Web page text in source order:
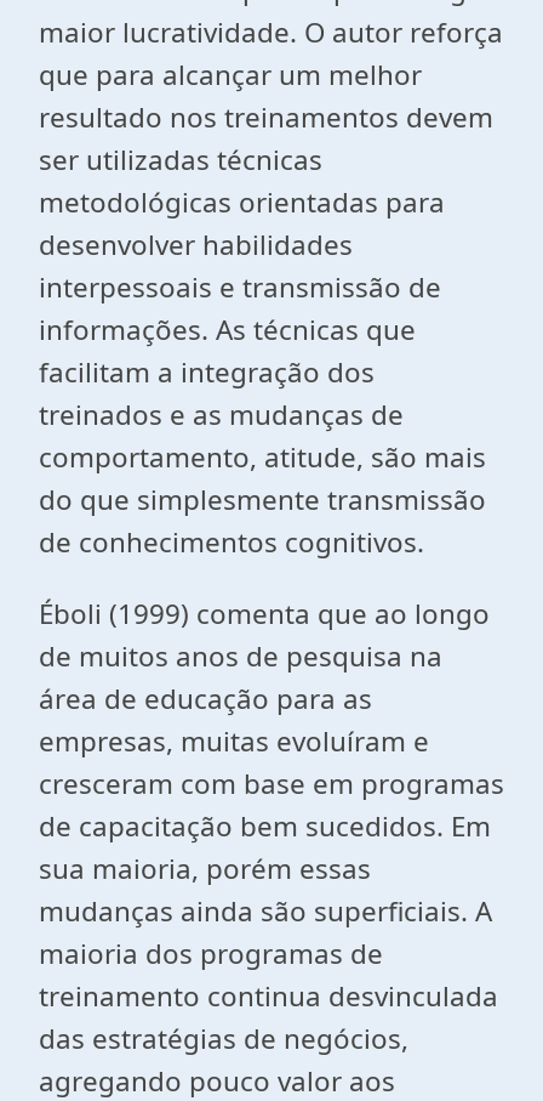
maior lucratividade. O autor reforça
que para alcançar um melhor
resultado nos treinamentos devem
ser utilizadas técnicas
metodológicas orientadas para
desenvolver habilidades
interpessoais e transmissão de
informações. As técnicas que
facilitam a integração dos
treinados e as mudanças de
comportamento, atitude, são mais
do que simplesmente transmissão
de conhecimentos cognitivos.
Éboli (1999) comenta que ao longo
de muitos anos de pesquisa na
área de educação para as
empresas, muitas evoluíram e
cresceram com base em programas
de capacitação bem sucedidos. Em
sua maioria, porém essas
mudanças ainda são superficiais. A
maioria dos programas de
treinamento continua desvinculada
das estratégias de negócios,
agregando pouco valor aos